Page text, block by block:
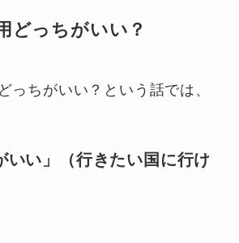
どっちがいい？
っちがいい？という話では、
いい」（行きたい国に行け